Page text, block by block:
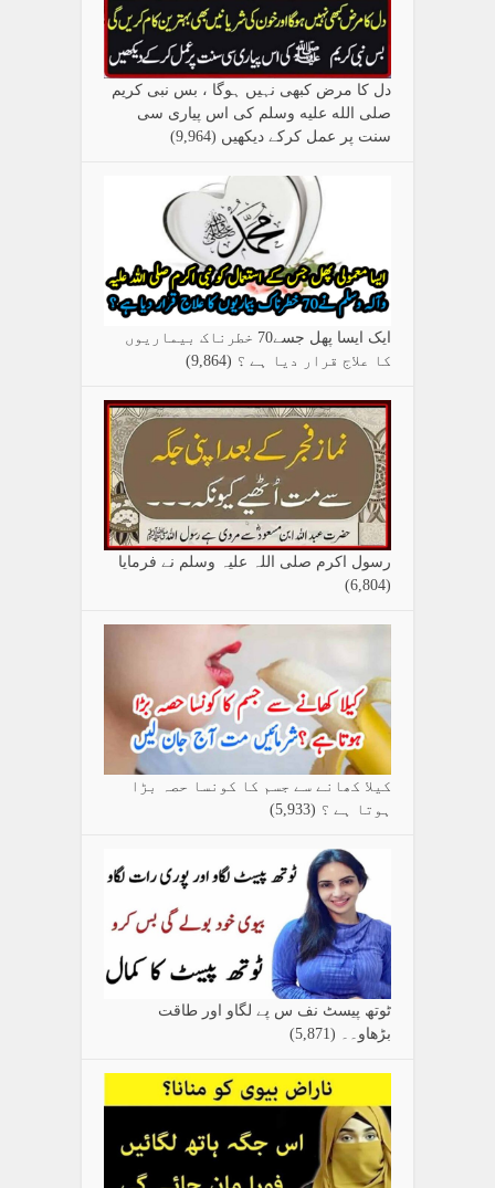
دل کا مرض کبھی نہیں ہوگا ، بس نبی کریم
صلی الله علیه وسلم کی اس پیاری سی
سنت پر عمل کرکے دیکھیں (9,964)
ایک ایسا پھل جسے70 خطرناک بیماریوں
کا علاج قرار دیا ہے ؟ (9,864)
رسول اکرم صلی اللہ علیہ وسلم نے فرمایا
(6,804)
کیلا کھانے سے جسم کا کونسا حصہ بڑا
ہوتا ہے ؟ (5,933)
ٹوتھ پیسٹ نف س پے لگاو اور طاقت
بڑھاو۔۔ (5,871)